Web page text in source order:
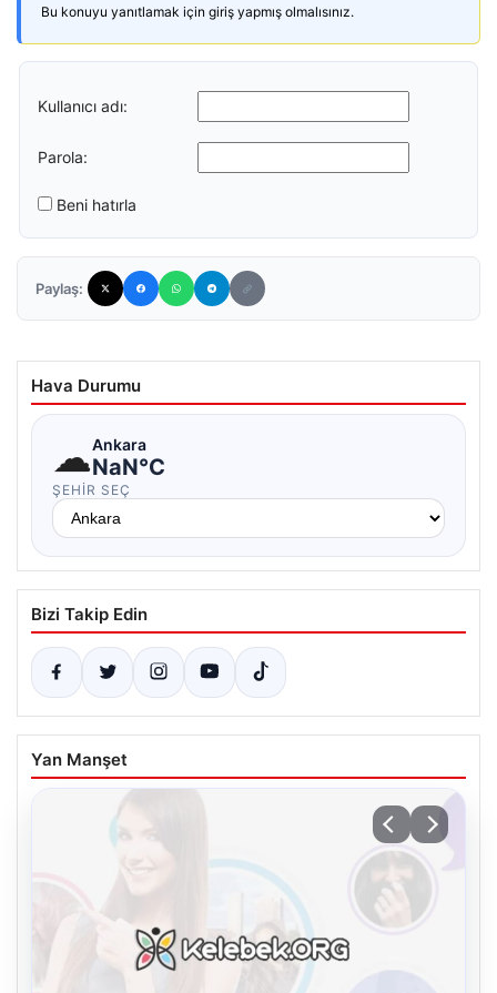
Bu konuyu yanıtlamak için giriş yapmış olmalısınız.
Kullanıcı adı:
Parola:
Beni hatırla
Paylaş:
Hava Durumu
☁Ankara
NaN°C
ŞEHIR SEÇ
Bizi Takip Edin
Yan Manşet